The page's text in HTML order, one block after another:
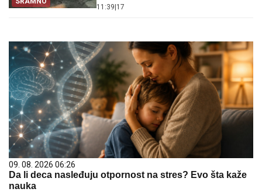
11:39 17
09. 08. 2026 06:26
Da li deca nasleđuju otpornost na stres? Evo šta kaže
nauka